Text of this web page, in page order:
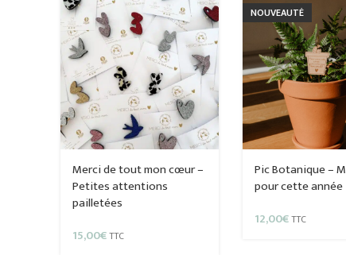
Merci de tout mon cœur –
Petites attentions
pailletées
15,00€TTC
NOUVEAUTÉ
Pic Botanique –
pour cette année
12,00€TTC